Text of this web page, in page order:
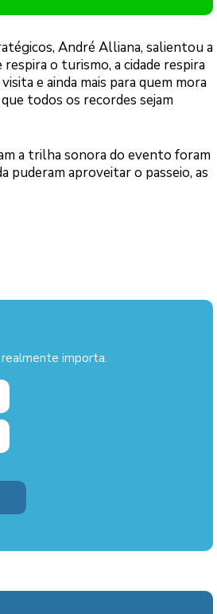
André Alliana, salientou a
o turismo, a cidade respira
e ainda mais para quem mora
todos os recordes sejam
a trilha sonora do evento foram
puderam aproveitar o passeio, as
importa.